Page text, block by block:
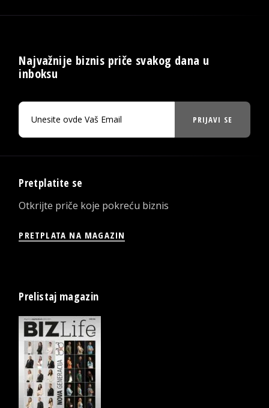
Najvažnije biznis priče svakog dana u
inboksu
PRIJAVI SE
Pretplatite se
Otkrijte priče koje pokreću biznis
PRETPLATA NA MAGAZIN
Prelistaj magazin